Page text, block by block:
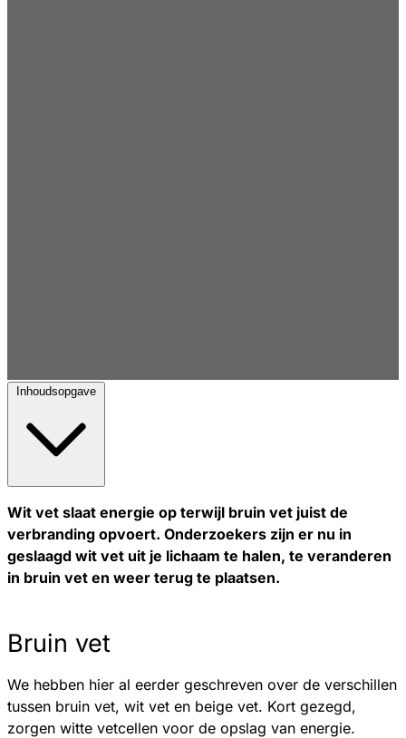
Inhoudsopgave
Wit vet slaat energie op terwijl bruin vet juist de
verbranding opvoert. Onderzoekers zijn er nu in
geslaagd wit vet uit je lichaam te halen, te veranderen
in bruin vet en weer terug te plaatsen.
Bruin vet
We hebben hier al eerder geschreven over de verschillen
tussen bruin vet, wit vet en beige vet. Kort gezegd,
zorgen witte vetcellen voor de opslag van energie.